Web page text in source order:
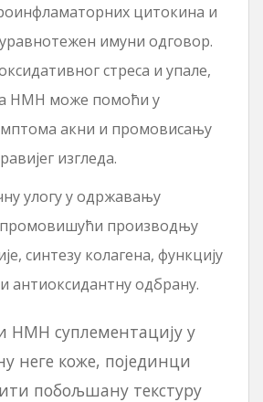
цитокина и
имуни одговор.
стреса и упале,
НМН може помоћи у
акни и промовисању
изгледа.
улогу у одржавању
производњу
синтезу колагена, функцију
антиоксидантну одбрану.
НМН суплементацију у
неге коже, појединци
побољшану текстуру